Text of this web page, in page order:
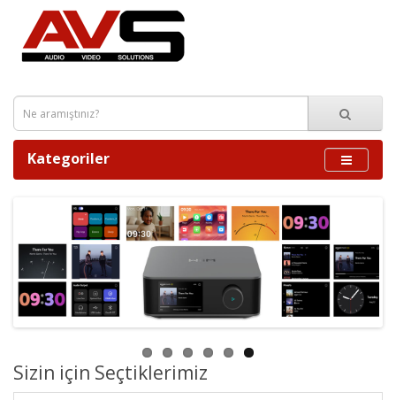
Kategoriler
Sizin için Seçtiklerimiz